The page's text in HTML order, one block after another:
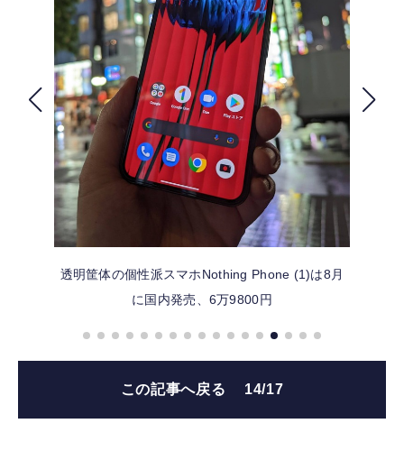
FOLLOW US
透明筐体の個性派スマホNothing Phone (1)は8月
に国内発売、6万9800円
この記事へ戻る 14/17